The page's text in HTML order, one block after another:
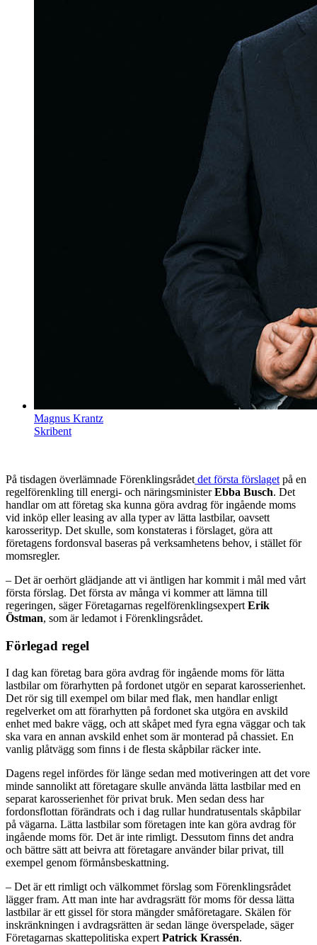
Magnus Krantz
Skribent
På tisdagen överlämnade Förenklingsrådet det första förslaget på en
regelförenkling till energi- och näringsministerEbba Busch. Det
handlar om att företag ska kunna göra avdrag för ingående moms
vid inköp eller leasing av alla typer av lätta lastbilar, oavsett
karosserityp. Det skulle, som konstateras i förslaget, göra att
företagens fordonsval baseras på verksamhetens behov, i stället för
momsregler.
– Det är oerhört glädjande att vi äntligen har kommit i mål med vårt
första förslag. Det första av många vi kommer att lämna till
regeringen, säger Företagarnas regelförenklingsexpert Erik
Östman, som är ledamot i Förenklingsrådet.
Förlegad regel
I dag kan företag bara göra avdrag för ingående moms för lätta
lastbilar om förarhytten på fordonet utgör en separat karosserienhet.
Det rör sig till exempel om bilar med flak, men handlar enligt
regelverket om att förarhytten på fordonet ska utgöra en avskild
enhet med bakre vägg, och att skåpet med fyra egna väggar och tak
ska vara en annan avskild enhet som är monterad på chassiet. En
vanlig plåtvägg som finns i de flesta skåpbilar räcker inte.
Dagens regel infördes för länge sedan med motiveringen att det vore
minde sannolikt att företagare skulle använda lätta lastbilar med en
separat karosserienhet för privat bruk. Men sedan dess har
fordonsflottan förändrats och i dag rullar hundratusentals skåpbilar
på vägarna. Lätta lastbilar som företagen inte kan göra avdrag för
ingående moms för. Det är inte rimligt. Dessutom finns det andra
och bättre sätt att beivra att företagare använder bilar privat, till
exempel genom förmånsbeskattning.
– Det är ett rimligt och välkommet förslag som Förenklingsrådet
lägger fram. Att man inte har avdragsrätt för moms för dessa lätta
lastbilar är ett gissel för stora mängder småföretagare. Skälen för
inskränkningen i avdragsrätten är sedan länge överspelade, säger
Företagarnas skattepolitiska expert Patrick Krassén.